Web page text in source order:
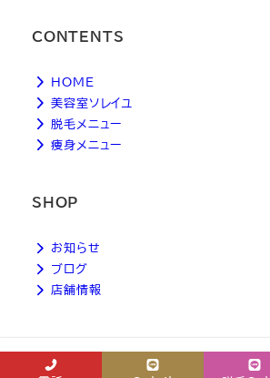
CONTENTS
HOME
美容室ソレイユ
脱毛メニュー
痩身メニュー
SHOP
お知らせ
ブログ
店舗情報